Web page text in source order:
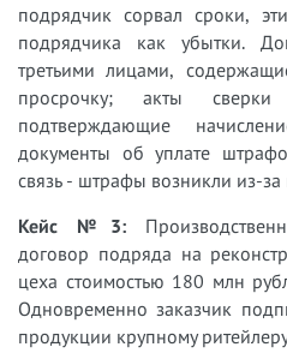
подрядчик сорвал сроки,
подрядчика как убытки.
третьими лицами,
просрочку; акты
подтверждающие
документы об уплате
связь - штрафы возникли из-
Кейс №3:
договор подряда на
цеха стоимостью 180 млн
Одновременно заказчик
продукции крупному